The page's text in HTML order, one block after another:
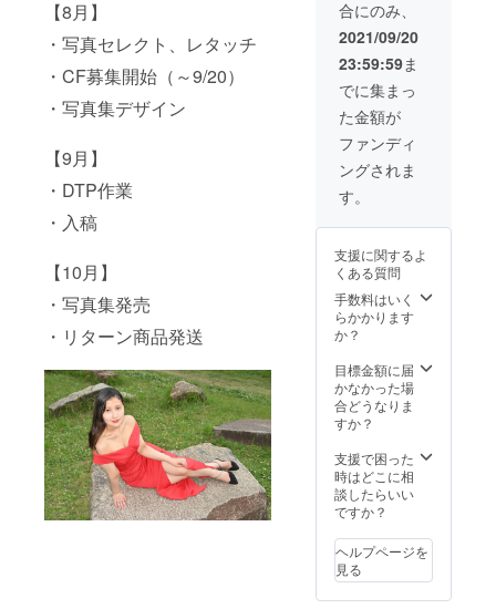
【8月】
・写真セレクト、レタッチ
・CF募集開始（～9/20）
・写真集デザイン
【9月】
・DTP作業
・入稿
【10月】
・写真集発売
・リターン商品発送
行いま
す。
(お届け
予定日
は10月
と設定
してい
ますが
成人式
の前撮
も可能)
欄にて
希望の
日時を
お伝え
くださ
支援に
含まれ
るもの
は、交
撮影
代・画
像処理
代で
成人
式、
ウェ
ディン
合にのみ、
2021/09/20
23:59:59ま
でに集まっ
た金額が
ファンディ
ングされま
す。
支援に関するよ
くある質問
手数料はいく
らかかります
か？
目標金額に届
かなかった場
合どうなりま
すか？
支援で困った
時はどこに相
談したらいい
ですか？
ヘルプページを
見る